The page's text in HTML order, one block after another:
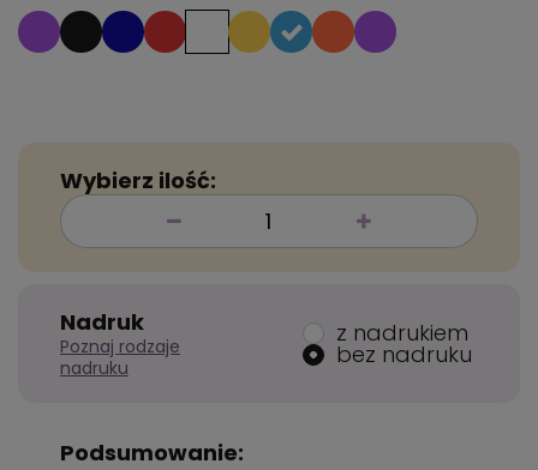
Wybierz ilość:
Nadruk
Poznaj rodzaje
nadruku
z nadrukiem
bez nadruku
Podsumowanie: